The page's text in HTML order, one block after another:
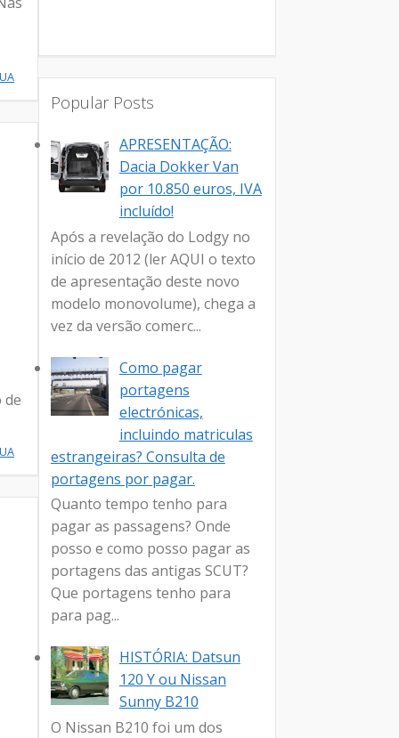
de
Popular Posts
APRESENTAÇÃO:
Dacia Dokker Van
por 10.850 euros, IVA
incluído!
Após a revelação do Lodgy no
início de 2012 (ler AQUI o texto
de apresentação deste novo
modelo monovolume), chega a
vez da versão comerc...
Como pagar
portagens
electrónicas,
incluindo matriculas
estrangeiras? Consulta de
portagens por pagar.
Quanto tempo tenho para
pagar as passagens? Onde
posso e como posso pagar as
portagens das antigas SCUT?
Que portagens tenho para
para pag...
HISTÓRIA: Datsun
120 Y ou Nissan
Sunny B210
O Nissan B210 foi um dos